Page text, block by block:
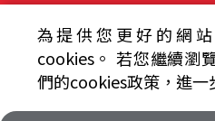
© 2024財團法人中央
資通安全政策聲明
服
為提供您更好的網
cookies。 若您繼續瀏
們的cookies政策，進一